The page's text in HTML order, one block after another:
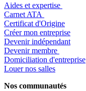
Aides et expertise
​Carnet ATA
Certificat d'Origine
Créer mon entreprise
Devenir indépendant
Devenir membre
​Domiciliation d'entreprise
Louer nos salles
Nos communautés